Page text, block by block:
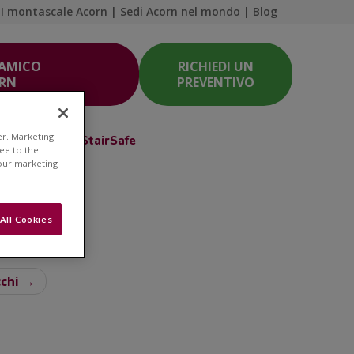
I montascale Acorn | Sedi Acorn nel mondo | Blog
RICHIEDI UN
PREVENTIVO
Acorn Club StairSafe
salute
→
Marketing
to the
marketing
Cookies